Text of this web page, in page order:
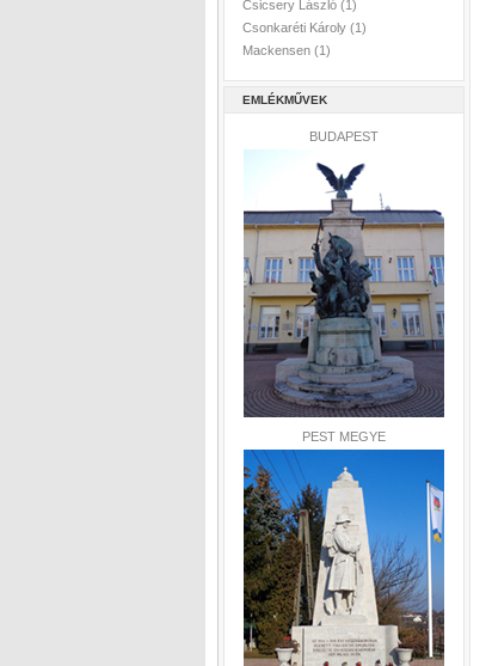
Csicsery László (1)
Csonkaréti Károly (1)
Mackensen (1)
EMLÉKMŰVEK
BUDAPEST
PEST MEGYE